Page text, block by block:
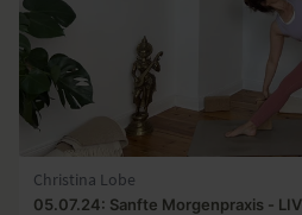
Christina Lobe
05.07.24: Sanfte Morgenpraxis -